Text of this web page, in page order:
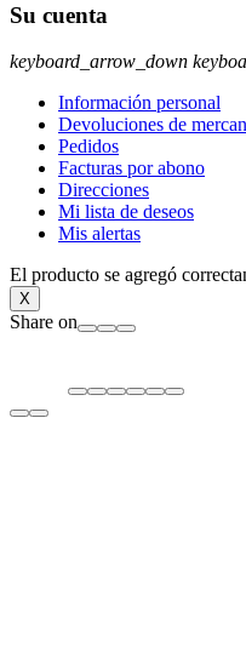
Su cuenta
keyboard_arrow_down
Información personal
Devoluciones de
Pedidos
Facturas por abono
Direcciones
Mi lista de deseos
Mis alertas
El producto se agregó
X
Share on